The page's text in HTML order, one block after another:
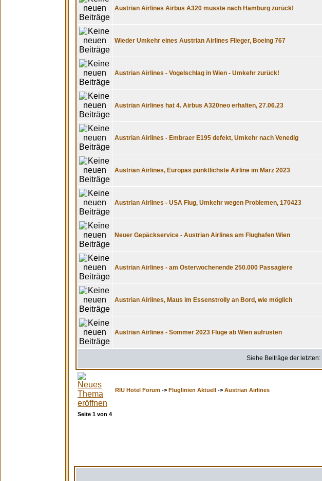
Austrian Airlines Airbus A320 musste nach Hamburg zurück!
Wieder Umkehr eines Austrian Airlines Flieger, Boeing 767
Austrian Airlines - Vogelschlag in Wien - Umkehr zurück!
Austrian Airlines hat 4. Airbus A320neo erhalten, 27.06.23
Austrian Airlines - Embraer E195 defekt, Umkehr nach Venedig
Austrian Airlines, Europas pünktlichste Airline im März 2023
Austrian Airlines - USA Flug, Umkehr wegen Problemen, 170423
Neuer Gepäckservice - Austrian Airlines am Flughafen Wien
Austrian Airlines - am Osterwochenende 250.000 Passagiere
Austrian Airlines, Maus im Essenstrolly an Bord, wie möglich
Austrian Airlines - Sommer 2023 Flüge ab Wien aufrüsten
Siehe Beiträge der letzten:
RIU Hotel Forum -> Fluglinien Aktuell -> Austrian Airlines
Seite 1 von 4